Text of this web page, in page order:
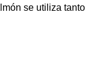
se utiliza tanto